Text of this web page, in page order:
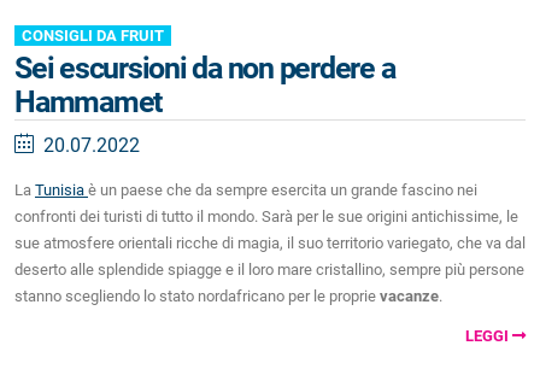
CONSIGLI DA FRUIT
Sei escursioni da non perdere a
Hammamet
20.07.2022
La Tunisia è un paese che da sempre esercita un grande fascino nei
confronti dei turisti di tutto il mondo. Sarà per le sue origini antichissime, le
sue atmosfere orientali ricche di magia, il suo territorio variegato, che va dal
deserto alle splendide spiagge e il loro mare cristallino, sempre più persone
stanno scegliendo lo stato nordafricano per le proprie vacanze.
LEGGI